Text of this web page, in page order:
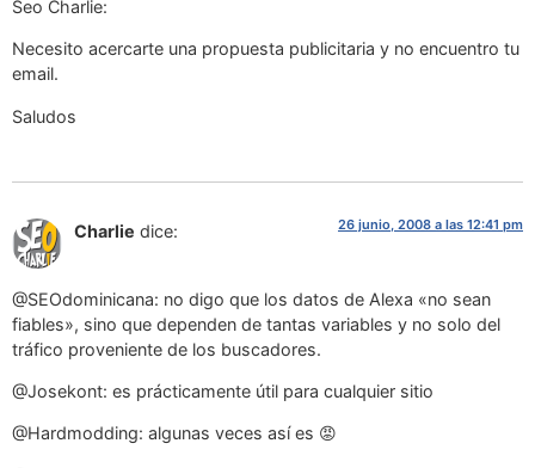
Seo Charlie:
Necesito acercarte una propuesta publicitaria y no encuentro tu
email.
Saludos
Charlie dice: 26 junio, 2008 a las 12:41 pm
@SEOdominicana: no digo que los datos de Alexa «no sean
fiables», sino que dependen de tantas variables y no solo del
tráfico proveniente de los buscadores.
@Josekont: es prácticamente útil para cualquier sitio
@Hardmodding: algunas veces así es 😡